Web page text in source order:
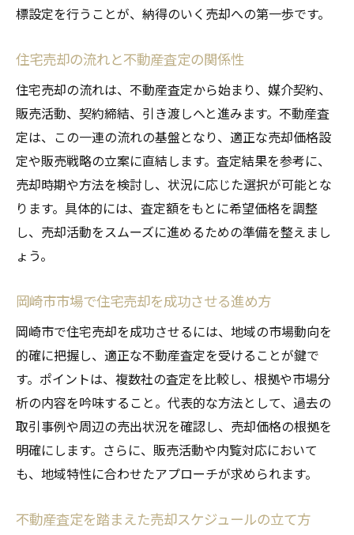
標設定を行うことが、納得のいく売却への第一歩です。
住宅売却の流れと不動産査定の関係性
住宅売却の流れは、不動産査定から始まり、媒介契約、
販売活動、契約締結、引き渡しへと進みます。不動産査
定は、この一連の流れの基盤となり、適正な売却価格設
定や販売戦略の立案に直結します。査定結果を参考に、
売却時期や方法を検討し、状況に応じた選択が可能とな
ります。具体的には、査定額をもとに希望価格を調整
し、売却活動をスムーズに進めるための準備を整えまし
ょう。
岡崎市市場で住宅売却を成功させる進め方
岡崎市で住宅売却を成功させるには、地域の市場動向を
的確に把握し、適正な不動産査定を受けることが鍵で
す。ポイントは、複数社の査定を比較し、根拠や市場分
析の内容を吟味すること。代表的な方法として、過去の
取引事例や周辺の売出状況を確認し、売却価格の根拠を
明確にします。さらに、販売活動や内覧対応において
も、地域特性に合わせたアプローチが求められます。
不動産査定を踏まえた売却スケジュールの立て方